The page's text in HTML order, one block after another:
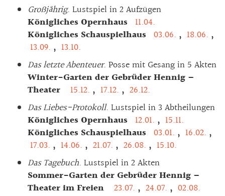
Großjährig. Lustspiel in 2 Aufzügen
Königliches Opernhaus 11.04.
Königliches Schauspielhaus 03.06. , 18.06. ,
13.09. , 13.10.
Das letzte Abenteuer. Posse mit Gesang in 5 Akten
Winter-Garten der Gebrüder Hennig –
Theater
15.12. , 17.12. , 26.12.
Das Liebes-Protokoll. Lustspiel in 3 Abtheilungen
Königliches Opernhaus 12.01. , 15.11.
Königliches Schauspielhaus 03.01. , 16.02. ,
17.03. , 14.06. , 21.07. , 26.08. , 15.10.
Das Tagebuch. Lustspiel in 2 Akten
Sommer-Garten der Gebrüder Hennig –
Theater im Freien
23.07. , 24.07. , 02.08.